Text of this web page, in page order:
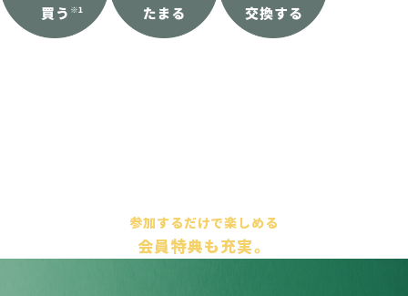
参加するだけで楽しめる
会員特典も充実。